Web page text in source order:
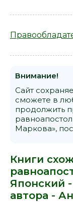
Внимание!
Сайт
сможете в
продолжить
Маркова»,
Книги
Японский
автора -